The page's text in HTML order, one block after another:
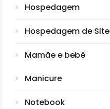
Hospedagem
Hospedagem de Site
Mamãe e bebê
Manicure
Notebook